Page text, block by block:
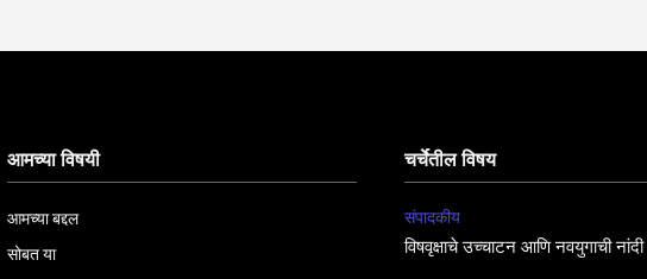
आमच्या विषयी
आमच्या बद्दल
सोबत या
चर्चेतील विषय
संपादकीय
विषवृक्षाचे उच्चाटन आणि नवयुगाची नांदी